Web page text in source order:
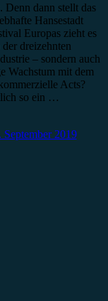
Denn dann stellt das
Hansestadt
Europas zieht es
dreizehnten
– sondern auch
Wachstum mit dem
Acts?
so ein …
September 2019